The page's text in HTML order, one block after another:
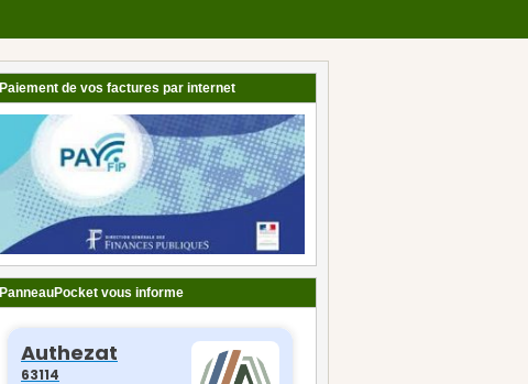
Paiement de vos factures par internet
PanneauPocket vous informe